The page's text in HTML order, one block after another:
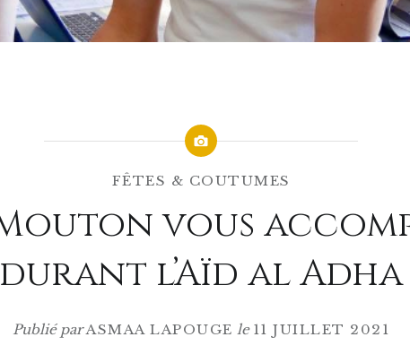
FÊTES & COUTUMES
vous
durant l’Aïd al Adha
Publié parASMAA LAPOUGE le 11 JUILLET 2021